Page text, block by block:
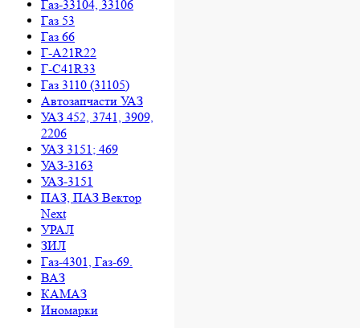
Газ-33104, 33106
Газ 53
Газ 66
Г-A21R22
Г-C41R33
Газ 3110 (31105)
Автозапчасти УАЗ
УАЗ 452, 3741, 3909,
2206
УАЗ 3151; 469
УАЗ-3163
УАЗ-3151
ПАЗ, ПАЗ Вектор
Next
УРАЛ
ЗИЛ
Газ-4301, Газ-69.
ВАЗ
КАМАЗ
Иномарки